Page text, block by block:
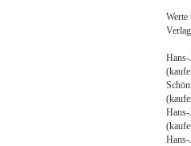
Werte